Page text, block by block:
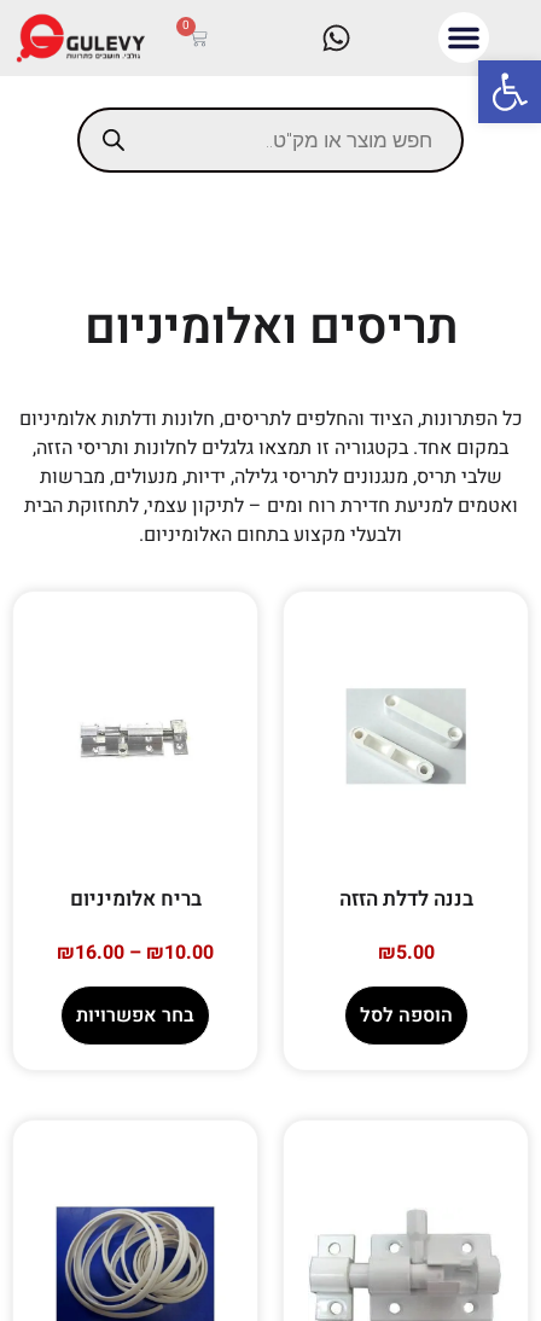
פתח סרגל נגישות
0
תריסים ואלומיניום
כל הפתרונות, הציוד והחלפים לתריסים, חלונות ודלתות אלומיניום
במקום אחד. בקטגוריה זו תמצאו גלגלים לחלונות ותריסי הזזה,
שלבי תריס, מנגנונים לתריסי גלילה, ידיות, מנעולים, מברשות
ואטמים למניעת חדירת רוח ומים – לתיקון עצמי, לתחזוקת הבית
ולבעלי מקצוע בתחום האלומיניום.
בננה לדלת הזזה
₪5.00
הוספה לסל
בריח אלומיניום
₪10.00
–
₪16.00
בחר אפשרויות